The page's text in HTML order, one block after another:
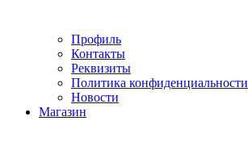
Профиль
Контакты
Реквизиты
Политика конфиденциальности
Новости
Магазин